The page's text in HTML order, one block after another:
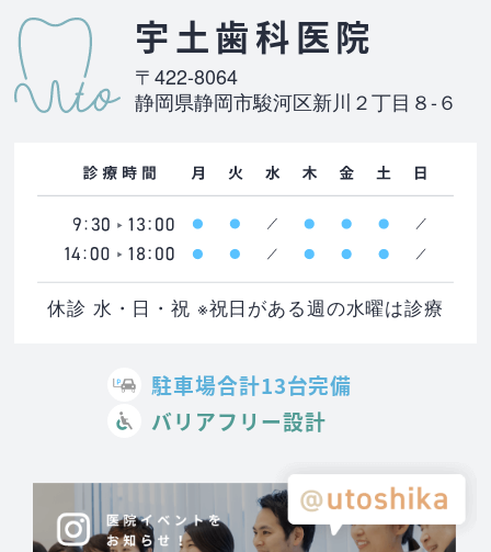
宇土歯科医院
〒422-8064
静岡県静岡市駿河区新川２丁目８-６
休診 水・日・祝 ※祝日がある週の水曜は診療
駐車場合計13台完備
バリアフリー設計